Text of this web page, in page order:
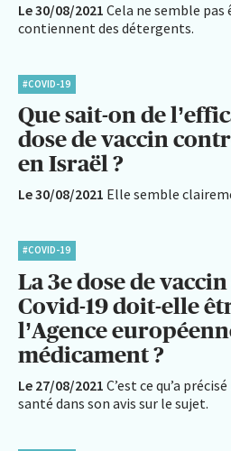
Le 30/08/2021 Cela ne semble pas
contiennent des détergents.
#COVID-19
Que sait-on de
dose de vaccin
en Israël ?
Le 30/08/2021 Elle semble
#COVID-19
La 3e dose de
Covid-19 doit-elle
l’Agence
médicament ?
Le 27/08/2021 C’est ce qu’a
santé dans son avis sur le sujet.